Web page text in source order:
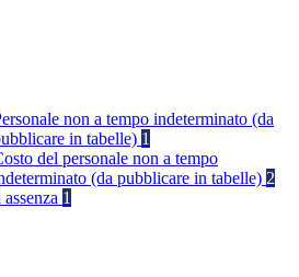
non a tempo indeterminato (da
in tabelle) 1
del personale non a tempo
(da pubblicare in tabelle) 2
1